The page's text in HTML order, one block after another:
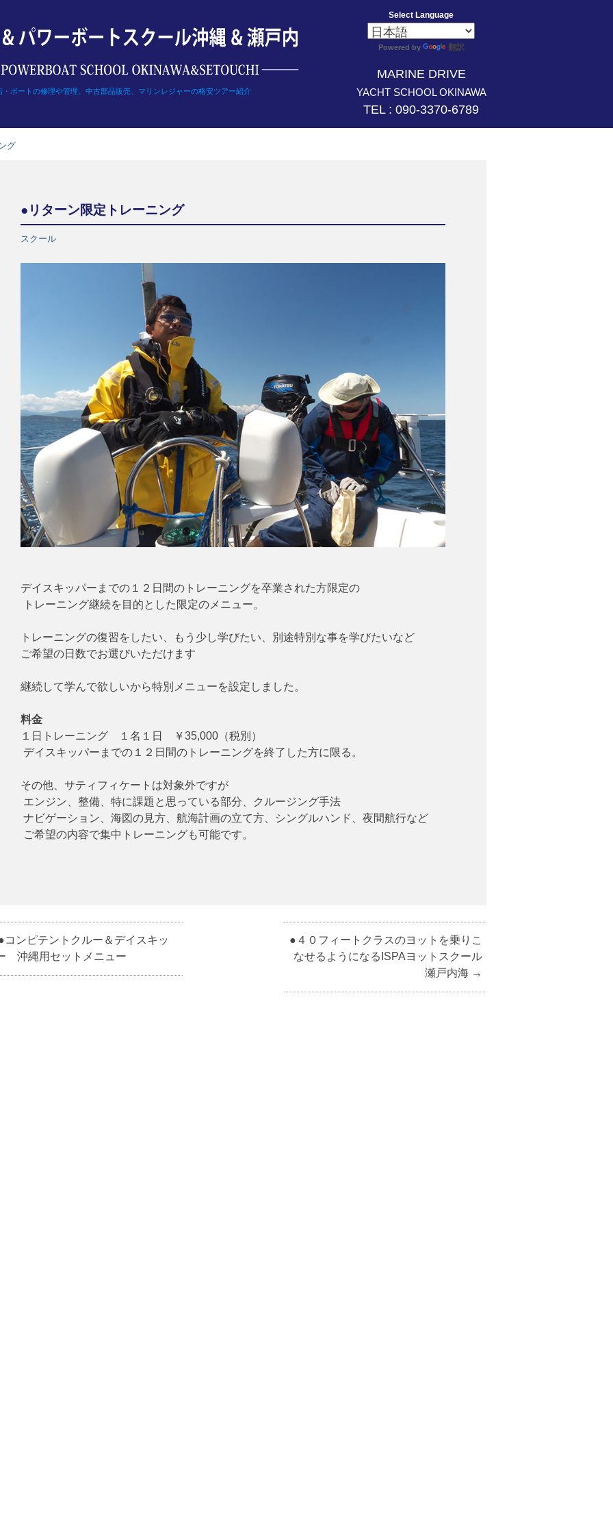
ボートの修理や管理、中古部品販売、マリンレジャーの格安ツアー紹介
Select Language
Powered by 翻訳
MARINE DRIVE
YACHT SCHOOL OKINAWA
TEL : 090-3370-6789
グ
●リターン限定トレーニング
スクール
デイスキッパーまでの１２日間のトレーニングを卒業された方限定の
トレーニングの復習をしたい、もう少し学びたい、別途特別な事を学びたいなど
ご希望の日数でお選びいただけます
継続して学んで欲しいから特別メニューを設定しました。
料金
１日トレーニング　１名１日　￥35,000（税別）
その他、サティフィケートは対象外ですが
ナビゲーション、海図の見方、航海計画の立て方、シングルハンド、夜間航行など
ご希望の内容で集中トレーニングも可能です。
ンピテントクルー＆デイスキッ
沖縄用セットメニュー
●４０フィートクラスのヨットを乗りこ
なせるようになるISPAヨットスクール
瀬戸内海 →